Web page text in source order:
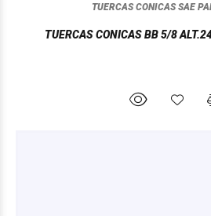
TUERCAS CONICAS SAE
TUERCAS CONICAS BB 5/8